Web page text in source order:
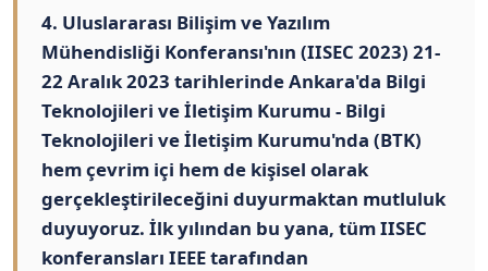
4. Uluslararası Bilişim ve Yazılım
Mühendisliği Konferansı'nın (IISEC 2023) 21-
22 Aralık 2023 tarihlerinde Ankara'da Bilgi
Teknolojileri ve İletişim Kurumu - Bilgi
Teknolojileri ve İletişim Kurumu'nda (BTK)
hem çevrim içi hem de kişisel olarak
gerçekleştirileceğini duyurmaktan mutluluk
duyuyoruz. İlk yılından bu yana, tüm IISEC
konferansları IEEE tarafından